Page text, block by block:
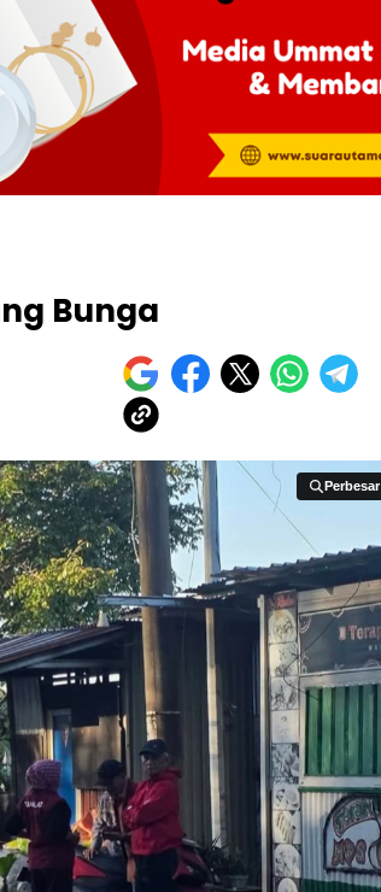
Bunga
Perbesar
Perbesar